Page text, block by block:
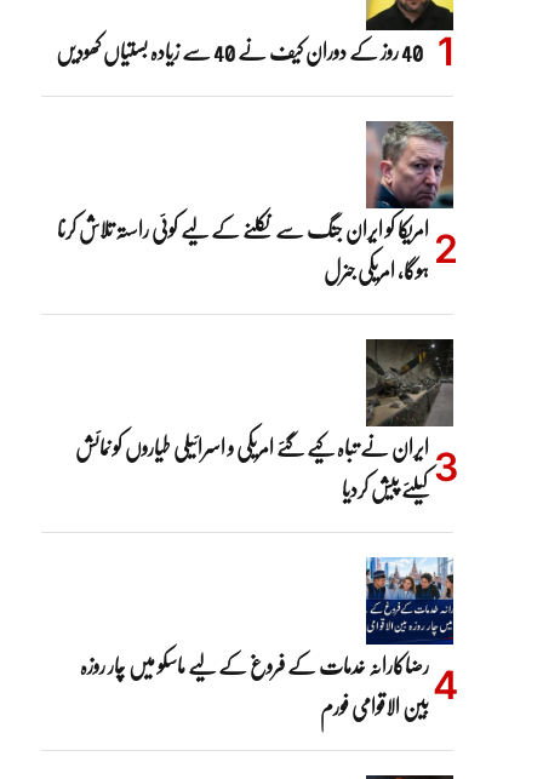
40 روز کے دوران کیف نے 40 سے زیادہ بستیاں کھودیں
امریکا کو ایران جنگ سے نکلنے کے لیے کوئی راستہ تلاش کرنا
ہوگا، امریکی جنرل
ایران نے تباہ کیے گئے امریکی و اسرائیلی طیاروں کو نمائش
کیلئے پیش کردیا
رضاکارانہ خدمات کے فروغ کے لیے ماسکو میں چار روزہ
بین الاقوامی فورم